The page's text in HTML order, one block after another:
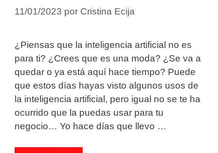
11/01/2023 por Cristina Ecija
¿Piensas que la inteligencia artificial no es
para ti? ¿Crees que es una moda? ¿Se va a
quedar o ya está aquí hace tiempo? Puede
que estos días hayas visto algunos usos de
la inteligencia artificial, pero igual no se te ha
ocurrido que la puedas usar para tu
negocio… Yo hace días que llevo …